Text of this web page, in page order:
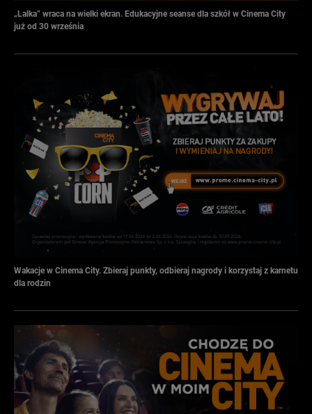
„Lalka” wraca na wielki ekran. Edukacyjne seanse dla szkół w Cinema City
już od 30 września
Wakacje w Cinema City. Zbieraj punkty, odbieraj nagrody i korzystaj z karnetu
dla rodzin